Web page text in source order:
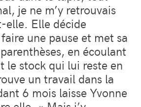
je ne m’y retrouvais
elle. Elle décide
une pause et met sa
en écoulant
le stock qui lui reste en
un travail dans la
6 mois laisse Yvonne